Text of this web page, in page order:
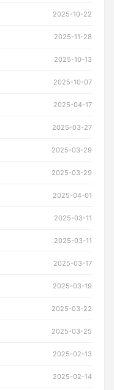
2025-10-22
2025-11-28
2025-10-13
2025-10-07
2025-04-17
2025-03-27
2025-03-29
2025-03-29
2025-04-01
2025-03-11
2025-03-11
2025-03-17
2025-03-19
2025-03-22
2025-03-25
2025-02-13
2025-02-14